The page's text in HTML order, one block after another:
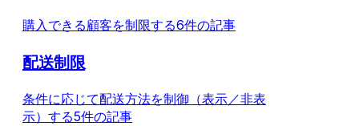
購入できる顧客を制限する6件の記事
配送制限
条件に応じて配送方法を制御（表示／非表
示）する5件の記事